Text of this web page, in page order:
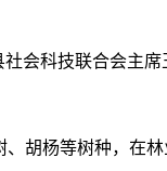
会科技联合会主
胡杨等树种，在